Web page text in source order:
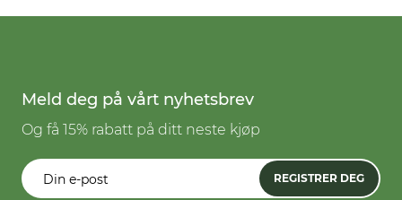
Meld deg på vårt nyhetsbrev
Og få 15% rabatt på ditt neste kjøp
REGISTRER DEG